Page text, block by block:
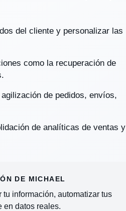
del cliente y personalizar las
como la recuperación de
de pedidos, envíos,
de analíticas de ventas y
DE MICHAEL
información, automatizar tus
en datos reales.